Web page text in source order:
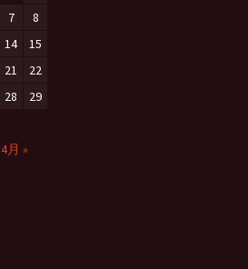
7
8
14
15
21
22
28
29
4月 »